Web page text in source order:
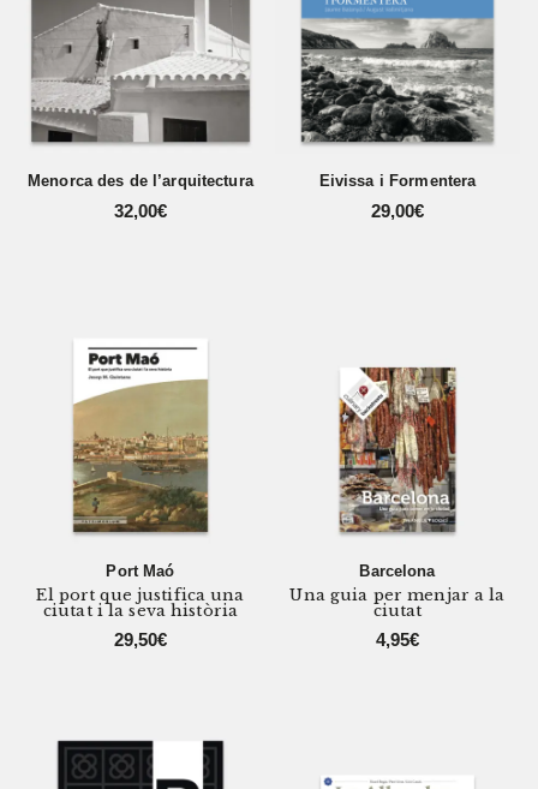
Menorca des de l’arquitectura
32,00€
Eivissa i Formentera
29,00€
Port Maó
El port que justifica una
ciutat i la seva història
29,50€
Barcelona
Una guia per menjar a la
ciutat
4,95€